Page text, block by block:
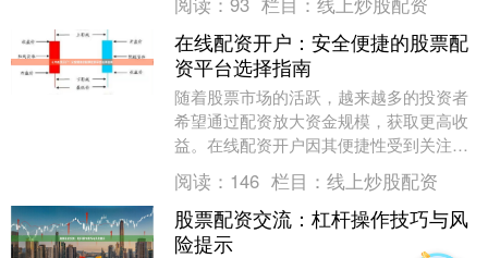
主要方式：**融....
在线配资开户：安全便捷的股票配
资平台选择指南
随着股票市场的活跃，越来越多的投资者
希望通过配资放大资金规模，获取更高收
益。在线配资开户因其便捷性受到关注，
但如何选择安全可靠的平台成为关键。本
文将为您提供一份....
阅读： 146 栏目： 线上炒股配资
股票配资交流：杠杆操作技巧与风
险提示